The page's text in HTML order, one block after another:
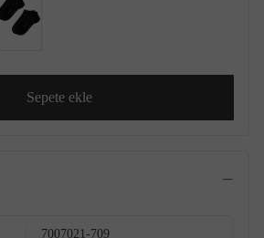
Sepete ekle
7007021-709